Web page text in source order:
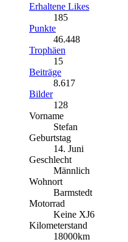
Erhaltene Likes
185
Punkte
46.448
Trophäen
15
Beiträge
8.617
Bilder
128
Vorname
Stefan
Geburtstag
14. Juni
Geschlecht
Männlich
Wohnort
Barmstedt
Motorrad
Keine XJ6
Kilometerstand
18000km